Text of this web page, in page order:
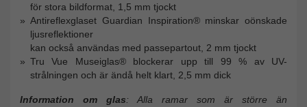
för stora bildformat, 1,5 mm tjockt
Antireflexglaset Guardian Inspiration® minskar oönskade
ljusreflektioner
kan också användas med passepartout, 2 mm tjockt
Tru Vue Museiglas® blockerar upp till 99 % av UV-
strålningen och är ändå helt klart, 2,5 mm dick
Information om glas: Alla ramar som är större än